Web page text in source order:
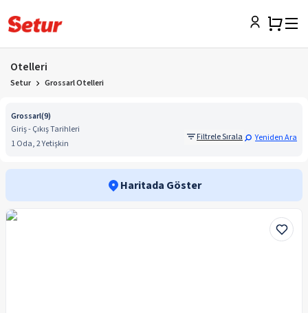
Otelleri
Setur Grossarl Otelleri
Grossarl(9)
Giriş - Çıkış Tarihleri
1 Oda, 2 Yetişkin
Filtrele Sırala Yeniden Ara
Haritada Göster